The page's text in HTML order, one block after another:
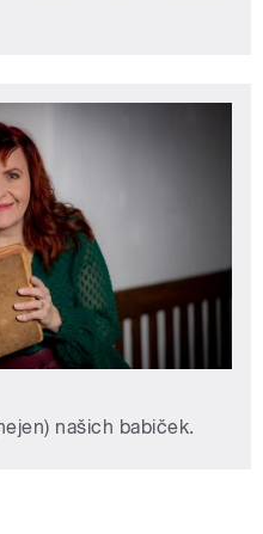
našich babiček.